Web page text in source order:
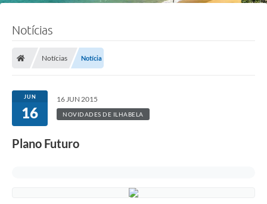
Notícias
Notícias Notícia
JUN
16
16 JUN 2015
NOVIDADES DE ILHABELA
Plano Futuro